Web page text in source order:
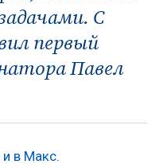
С
первый
Павел
и в Макс.